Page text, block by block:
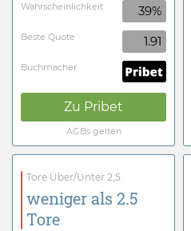
Wahrscheinlichkeit 39%
Beste Quote 1.91
Buchmacher
Zu Pribet
AGBs gelten
Tore Über/Unter 2,5
weniger als 2.5
Tore